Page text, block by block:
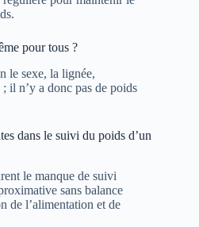
pour tous ?
le sexe, la lignée,
il n’y a donc pas de poids
dans le suivi du poids d’un
le manque de suivi
sans balance
de l’alimentation et de